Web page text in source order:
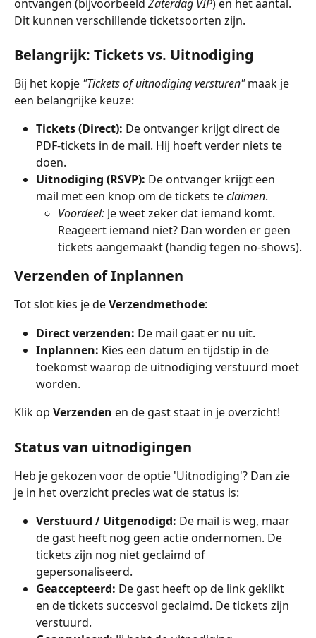
ontvangen (bijvoorbeeld Zaterdag VIP) en het aantal.
Dit kunnen verschillende ticketsoorten zijn.
Belangrijk: Tickets vs. Uitnodiging
Bij het kopje "Tickets of uitnodiging versturen" maak je
een belangrijke keuze:
Tickets (Direct): De ontvanger krijgt direct de
PDF-tickets in de mail. Hij hoeft verder niets te
doen.
Uitnodiging (RSVP): De ontvanger krijgt een
mail met een knop om de tickets te claimen.
Voordeel: Je weet zeker dat iemand komt.
Reageert iemand niet? Dan worden er geen
tickets aangemaakt (handig tegen no-shows).
Verzenden of Inplannen
Tot slot kies je de Verzendmethode:
Direct verzenden: De mail gaat er nu uit.
Inplannen: Kies een datum en tijdstip in de
toekomst waarop de uitnodiging verstuurd moet
worden.
Klik op Verzenden en de gast staat in je overzicht!
Status van uitnodigingen
Heb je gekozen voor de optie 'Uitnodiging'? Dan zie
je in het overzicht precies wat de status is:
Verstuurd / Uitgenodigd: De mail is weg, maar
de gast heeft nog geen actie ondernomen. De
tickets zijn nog niet geclaimd of
gepersonaliseerd.
Geaccepteerd: De gast heeft op de link geklikt
en de tickets succesvol geclaimd. De tickets zijn
verstuurd.